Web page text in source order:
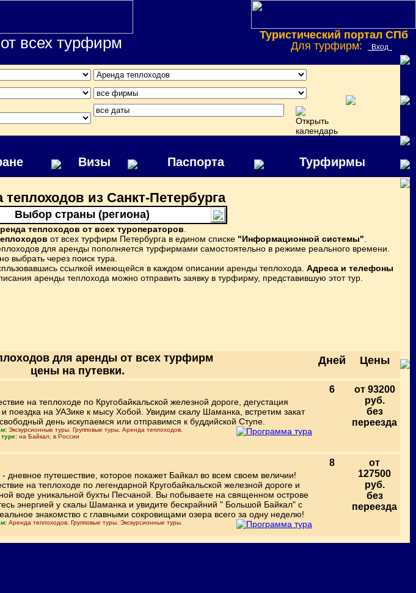
всех турфирм
Туристический портал СПб
Для турфирм:
Вход
Визы Паспорта Турфирмы
теплоходов из Санкт-Петербурга
Выбор страны (региона)
теплоходов от всех туроператоров
от всех турфирм Петербурга в едином списке "Информационной системы"
для аренды пополняется турфирмами самостоятельно в режиме реального времени.
выбрать через поиск тура.
ссылкой имеющейся в каждом описании аренды теплохода. Адреса и телефоны
аренды теплохода можно отправить заявку в турфирму, представившую этот тур.
для аренды от всех турфирм
цены на путевки.
Дней Цены
на теплоходе по Кругобайкальской железной дороге, дегустация
и поездка на УАЗике к мысу Хобой. Увидим скалу Шаманка, встретим закат
день искупаемся или отправимся к буддийской Ступе.
Экскурсионные туры. Групповые туры. Аренда теплоходов.
на Байкал, в России
6
от 93200
руб.
без
переезда
дневное путешествие, которое покажет Байкал во всем своем величии!
на теплоходе по легендарной Кругобайкальской железной дороге и
воде уникальной бухты Песчаной. Вы побываете на священном острове
энергией у скалы Шаманка и увидите бескрайний " Большой Байкал" с
знакомство с главными сокровищами озера всего за одну неделю!
Аренда теплоходов. Групповые туры. Экскурсионные туры.
8
от
127500
руб.
без
переезда